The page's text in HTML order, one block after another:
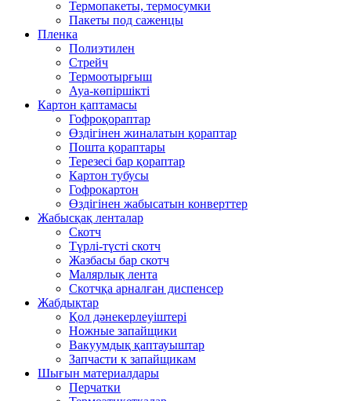
Термопакеты, термосумки
Пакеты под саженцы
Пленка
Полиэтилен
Стрейч
Термоотырғыш
Ауа-көпіршікті
Картон қаптамасы
Гофроқораптар
Өздігінен жиналатын қораптар
Пошта қораптары
Терезесі бар қораптар
Картон тубусы
Гофрокартон
Өздігінен жабысатын конверттер
Жабысқақ ленталар
Скотч
Түрлі-түсті скотч
Жазбасы бар скотч
Малярлық лента
Скотчқа арналған диспенсер
Жабдықтар
Қол дәнекерлеуіштері
Ножные запайщики
Вакуумдық қаптауыштар
Запчасти к запайщикам
Шығын материалдары
Перчатки